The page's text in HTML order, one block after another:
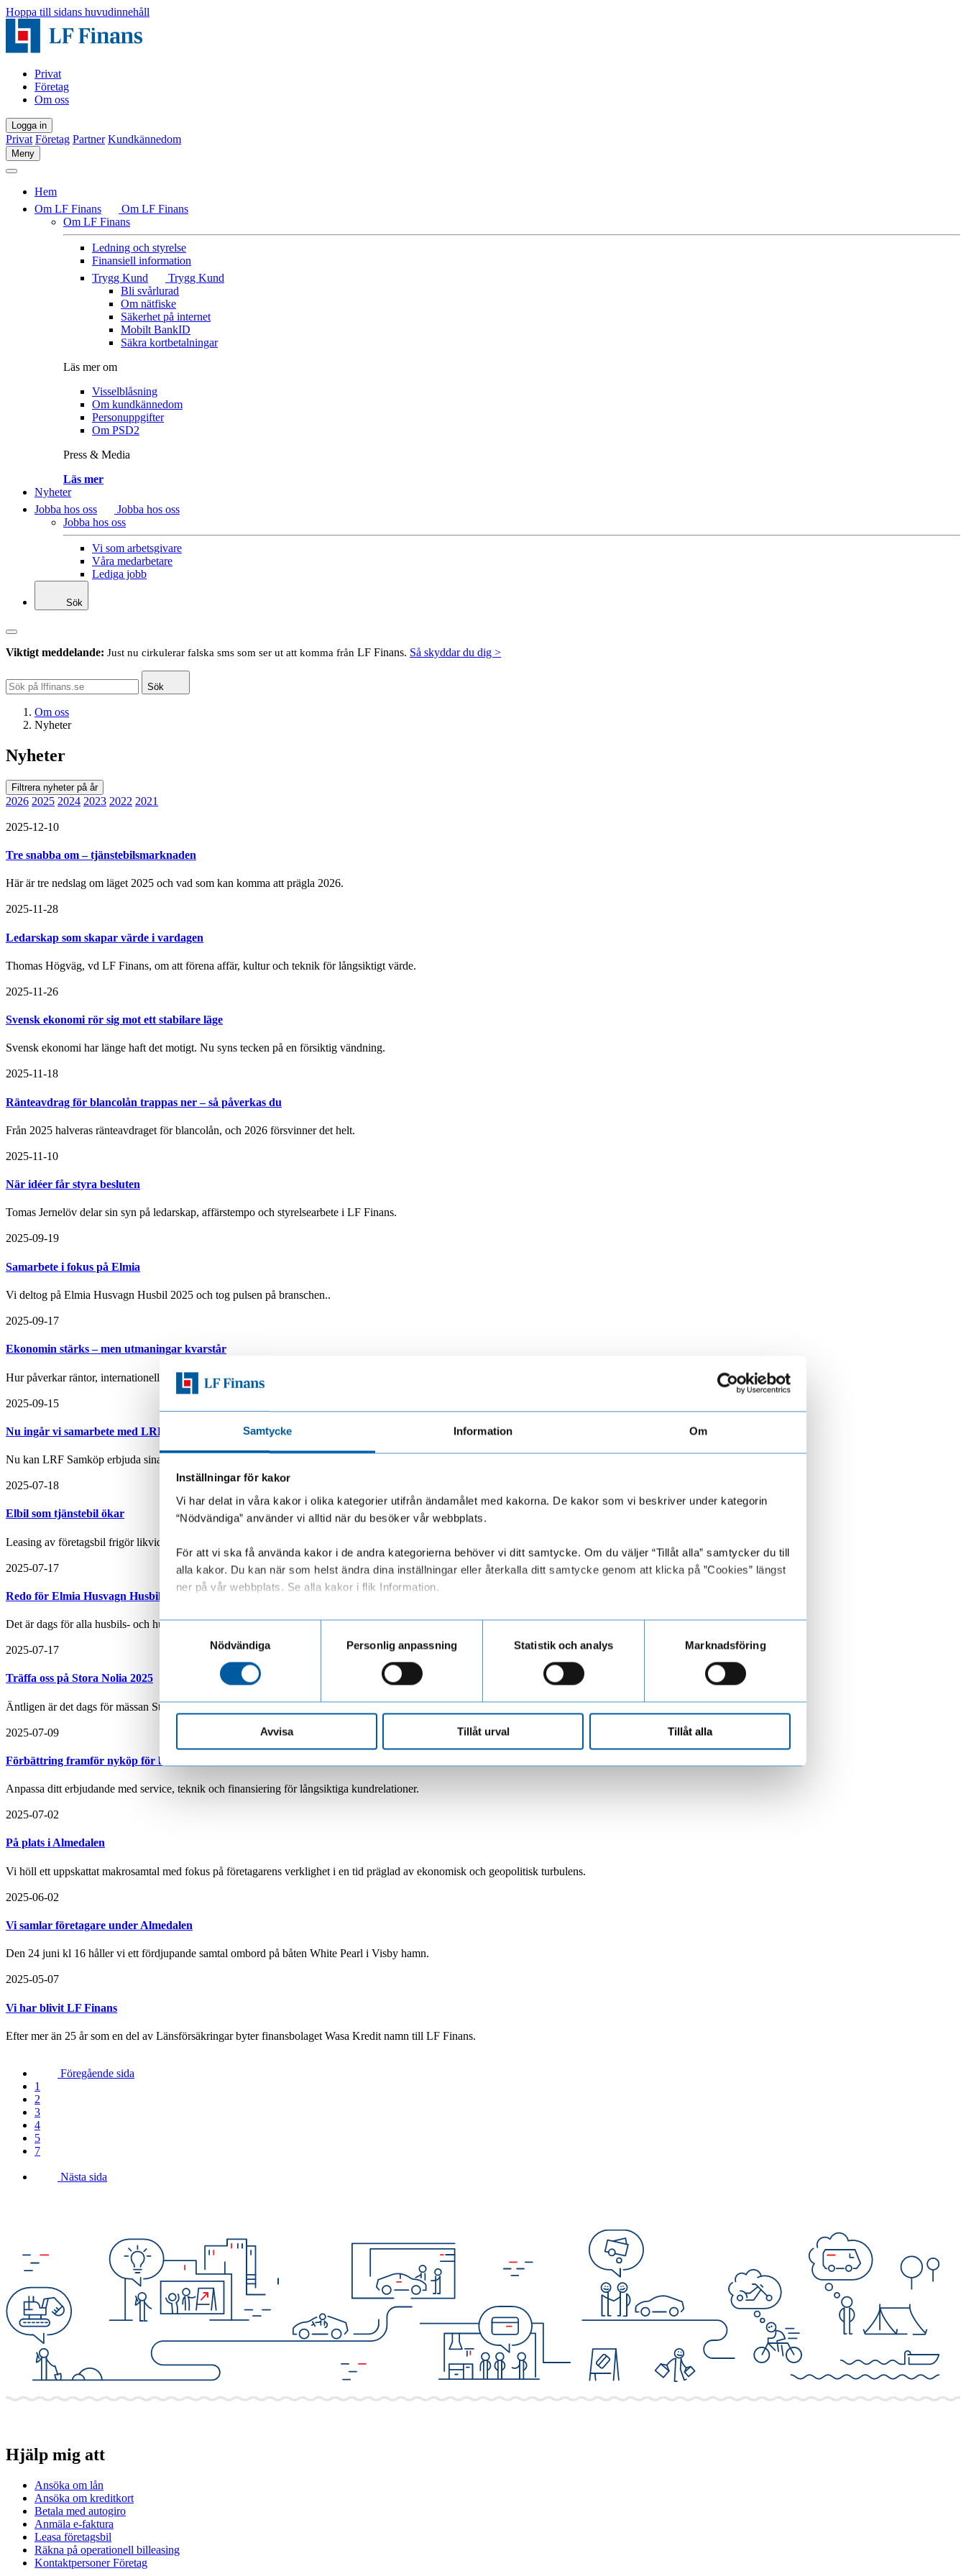
Samtycke Information Om
Inställningar för kakor
Vi har delat in våra kakor i olika kategorier utifrån ändamålet med kakorna. De kakor som vi beskriver under kategorin
“Nödvändiga” använder vi alltid när du besöker vår webbplats.
För att vi ska få använda kakor i de andra kategorierna behöver vi ditt samtycke. Om du väljer “Tillåt alla” samtycker du till
alla kakor. Du kan när som helst ändra dina inställningar eller återkalla ditt samtycke genom att klicka på ”Cookies” längst
ner på vår webbplats. Se alla kakor i flik Information.
Läs mer om hur vi behandlar personuppgifter när du besöker vår webbplats
Samtyckesval
Nödvändiga
Personlig anpassning Statistik och analys Marknadsföring
Avvisa Tillåt urval Tillåt alla
Hoppa till sidans huvudinnehåll
Privat
Företag
Om oss
Logga in
Privat Företag Partner Kundkännedom
Meny
Hem
Om LF Finans
Om LF Finans
Om LF Finans
Ledning och styrelse
Finansiell information
Trygg Kund
Trygg Kund
Bli svårlurad
Om nätfiske
Säkerhet på internet
Mobilt BankID
Säkra kortbetalningar
Läs mer om
Visselblåsning
Om kundkännedom
Personuppgifter
Om PSD2
Press & Media
Läs mer
Nyheter
Jobba hos oss
Jobba hos oss
Jobba hos oss
Vi som arbetsgivare
Våra medarbetare
Lediga jobb
Sök
Viktigt meddelande: Just nu cirkulerar falska sms som ser ut att komma från LF Finans. Så skyddar du dig >
Sök
Om oss
Nyheter
Nyheter
Filtrera nyheter på år
2026 2025 2024 2023 2022 2021
2025-12-10
Tre snabba om – tjänstebilsmarknaden
Här är tre nedslag om läget 2025 och vad som kan komma att prägla 2026.
2025-11-28
Ledarskap som skapar värde i vardagen
Thomas Högväg, vd LF Finans, om att förena affär, kultur och teknik för långsiktigt värde.
2025-11-26
Svensk ekonomi rör sig mot ett stabilare läge
Svensk ekonomi har länge haft det motigt. Nu syns tecken på en försiktig vändning.
2025-11-18
Ränteavdrag för blancolån trappas ner – så påverkas du
Från 2025 halveras ränteavdraget för blancolån, och 2026 försvinner det helt.
2025-11-10
När idéer får styra besluten
Tomas Jernelöv delar sin syn på ledarskap, affärstempo och styrelsearbete i LF Finans.
2025-09-19
Samarbete i fokus på Elmia
Vi deltog på Elmia Husvagn Husbil 2025 och tog pulsen på branschen..
2025-09-17
Ekonomin stärks – men utmaningar kvarstår
Hur påverkar räntor, internationell handel och hushållens ekonomi företagen? Johan Lundqvist, makroekonom LF, reflekterar.
2025-09-15
Nu ingår vi samarbete med LRF Samköp
Nu kan LRF Samköp erbjuda sina medlemmar bilfinansiering genom leasing eller avbetalning.
2025-07-18
Elbil som tjänstebil ökar
Leasing av företagsbil frigör likviditet och sprider kostnaden över tid. Det underlättar elbilsval när priset är högre och restvärdet osäkert.
2025-07-17
Redo för Elmia Husvagn Husbil 2025?
Det är dags för alla husbils- och husvagnsentusiaster att samlas igen. Vi ses där!
2025-07-17
Träffa oss på Stora Nolia 2025
Äntligen är det dags för mässan Stora Nolia, och vi kommer att vara på plats!
2025-07-09
Förbättring framför nyköp för båtkunden
Anpassa ditt erbjudande med service, teknik och finansiering för långsiktiga kundrelationer.
2025-07-02
På plats i Almedalen
Vi höll ett uppskattat makrosamtal med fokus på företagarens verklighet i en tid präglad av ekonomisk och geopolitisk turbulens.
2025-06-02
Vi samlar företagare under Almedalen
Den 24 juni kl 16 håller vi ett fördjupande samtal ombord på båten White Pearl i Visby hamn.
2025-05-07
Vi har blivit LF Finans
Efter mer än 25 år som en del av Länsförsäkringar byter finansbolaget Wasa Kredit namn till LF Finans.
Föregående sida
1
2
3
4
5
7
Nästa sida
Hjälp mig att
Ansöka om lån
Ansöka om kreditkort
Betala med autogiro
Anmäla e-faktura
Leasa företagsbil
Räkna på operationell billeasing
Kontaktpersoner Företag